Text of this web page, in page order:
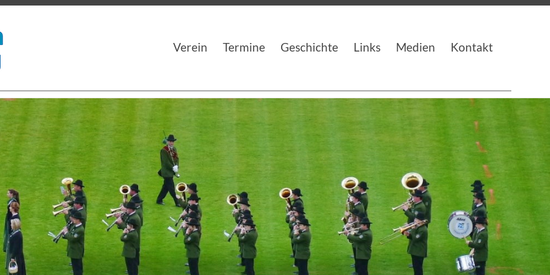
Musikverein Langenwang
Verein Termine Geschichte Links Medien Kontakt